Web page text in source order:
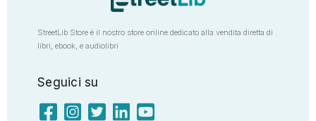
StreetLib Store è il nostro store online dedicato alla vendita diretta di
libri, ebook, e audiolibri
Seguici su